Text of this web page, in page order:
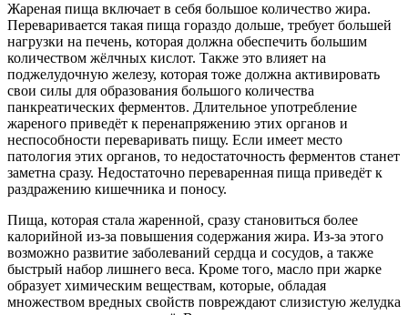
Жареная пища включает в себя большое количество жира.
Переваривается такая пища гораздо дольше, требует большей
нагрузки на печень, которая должна обеспечить большим
количеством жёлчных кислот. Также это влияет на
поджелудочную железу, которая тоже должна активировать
свои силы для образования большого количества
панкреатических ферментов. Длительное употребление
жареного приведёт к перенапряжению этих органов и
неспособности переваривать пищу. Если имеет место
патология этих органов, то недостаточность ферментов станет
заметна сразу. Недостаточно переваренная пища приведёт к
раздражению кишечника и поносу.
Пища, которая стала жаренной, сразу становиться более
калорийной из-за повышения содержания жира. Из-за этого
возможно развитие заболеваний сердца и сосудов, а также
быстрый набор лишнего веса. Кроме того, масло при жарке
образует химическим веществам, которые, обладая
множеством вредных свойств повреждают слизистую желудка